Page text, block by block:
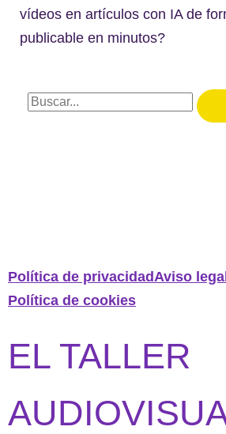
vídeos en artículos con IA de
publicable en minutos?
Política de privacidadAviso
Política de cookies
EL TALLER